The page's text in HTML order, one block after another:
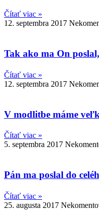
Čítať viac »
12. septembra 2017
Tak ako ma On
Čítať viac »
12. septembra 2017
V modlitbe máme
Čítať viac »
5. septembra 2017
Pán ma poslal do
Čítať viac »
25. augusta 2017